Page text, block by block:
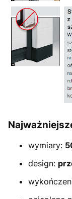
wymiary:
design: